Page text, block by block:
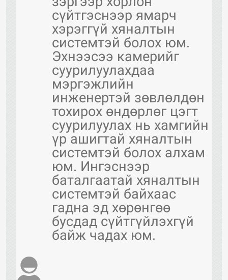
сүйтгэснээр ямарч
хэрэггүй хяналтын
системтэй болох юм.
Эхнээсээ камерийг
суурилуулахдаа
мэргэжлийн
инженертэй зөвлөлдөн
тохирох өндөрлөг цэгт
суурилуулах нь хамгийн
үр ашигтай хяналтын
системтэй болох алхам
юм. Ингэснээр
баталгаатай хяналтын
системтэй байхаас
гадна эд хөрөнгөө
бусдад сүйтгүйлэхгүй
байж чадах юм.